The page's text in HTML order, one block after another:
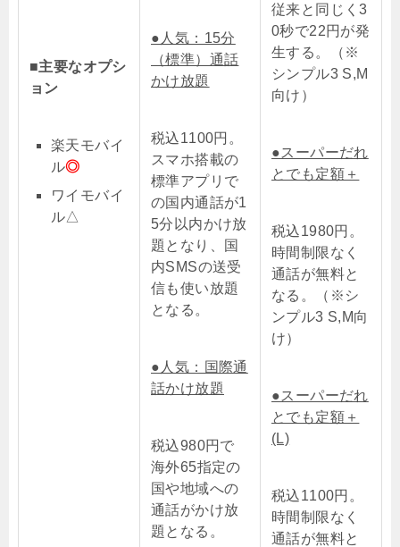
■主要なオプシ
ョン
楽天モバイ
ル◎
ワイモバイ
ル△
●人気：15分
（標準）通話
かけ放題
税込1100円。
スマホ搭載の
標準アプリで
の国内通話が1
5分以内かけ放
題となり、国
内SMSの送受
信も使い放題
となる。
●人気：国際通
話かけ放題
税込980円で
海外65指定の
国や地域への
通話がかけ放
題となる。
従来と同じく3
0秒で22円が発
生する。（※
シンプル3 S,M
向け）
●スーパーだれ
とでも定額＋
税込1980円。
時間制限なく
通話が無料と
なる。
（※シ
ンプル3 S,M向
け）
●スーパーだれ
とでも定額＋
(L)
税込1100円。
時間制限なく
通話が無料と